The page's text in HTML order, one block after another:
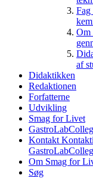
Fag
Om
af
Didaktikken
Redaktionen
Forfatterne
Udvikling
Smag for Livet
Kontakt
Om Smag for
Søg